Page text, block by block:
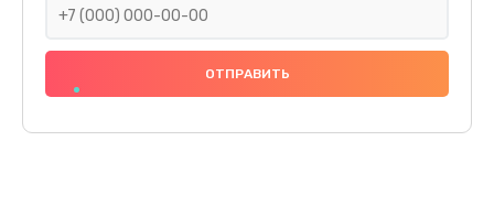
Замена праймера
1000 руб.